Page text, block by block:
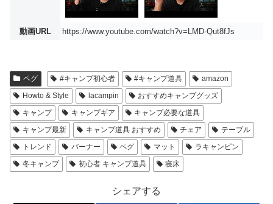
動画URL https://www.youtube.com/watch?v=LMD-Qut8fJs
ペグ #キャンプ初心者 #キャンプ道具
amazon
Howto & Style
lacampin
おすすめキャンプグッズ
キャンプ
キャンプギア
キャンプ必要な道具
キャンプ最新
キャンプ道具 おすすめ チェア
テーブル
トレンド
バーナー ペグ マット
ラキャンピン
冬キャンプ
初心者 キャンプ道具 寝床
シェアする